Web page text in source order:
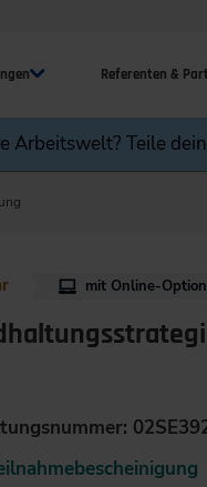
Referenten &
Arbeitswelt? Teile
mit Online-